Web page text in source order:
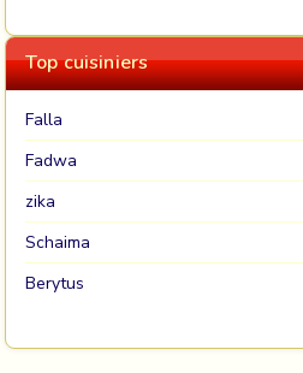
Top cuisiniers
Falla
Fadwa
zika
Schaima
Berytus